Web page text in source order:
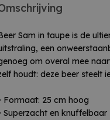
Sam in taupe is de
een
om overal mee
houdt: deze beer steelt
Formaat: 25 cm hoog
Superzacht en knuffelbaar